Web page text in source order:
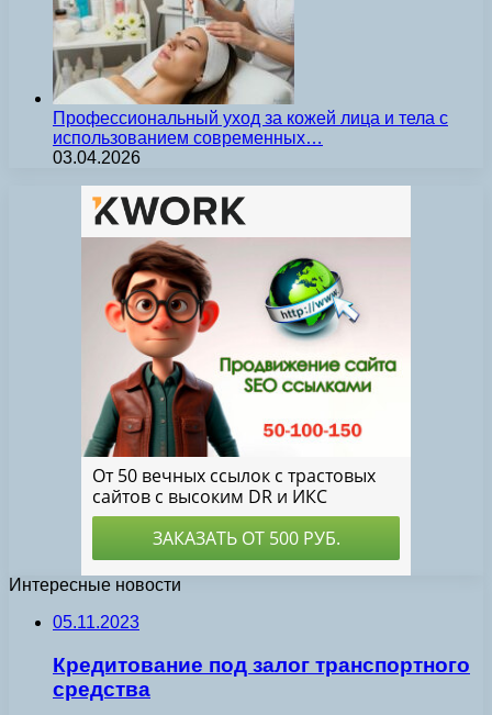
Профессиональный уход за кожей лица и тела с
использованием современных…
03.04.2026
Интересные новости
05.11.2023
Кредитование под залог транспортного
средства